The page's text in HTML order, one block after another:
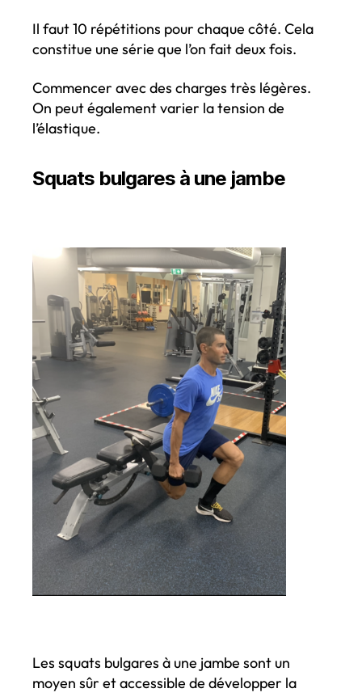
Il faut 10 répétitions pour chaque côté. Cela
constitue une série que l’on fait deux fois.
Commencer avec des charges très légères.
On peut également varier la tension de
l’élastique.
Squats bulgares à une jambe
Les squats bulgares à une jambe sont un
moyen sûr et accessible de développer la